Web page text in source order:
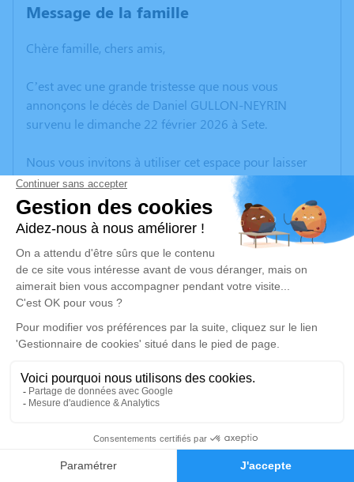
Faire-part Hommages
Message de la famille
Chère famille, chers amis,
C’est avec une grande tristesse que nous vous
annonçons le décès de Daniel GULLON-NEYRIN
survenu le dimanche 22 février 2026 à Sete.
Nous vous invitons à utiliser cet espace pour laisser
vos condoléances, partager des photos souvenirs, une
anecdote ou exprimer vos pensées à travers des
poèmes ou des textes. Cet endroit est un lieu
d'expression dédié à honorer la mémoire de Daniel
GULLON-NEYRIN.
Un service de plantation d’arbre hommage est
disponible ici.
Je rends hommage
Cérémonie
Eglise de Chavanoz
38230 Chavanoz